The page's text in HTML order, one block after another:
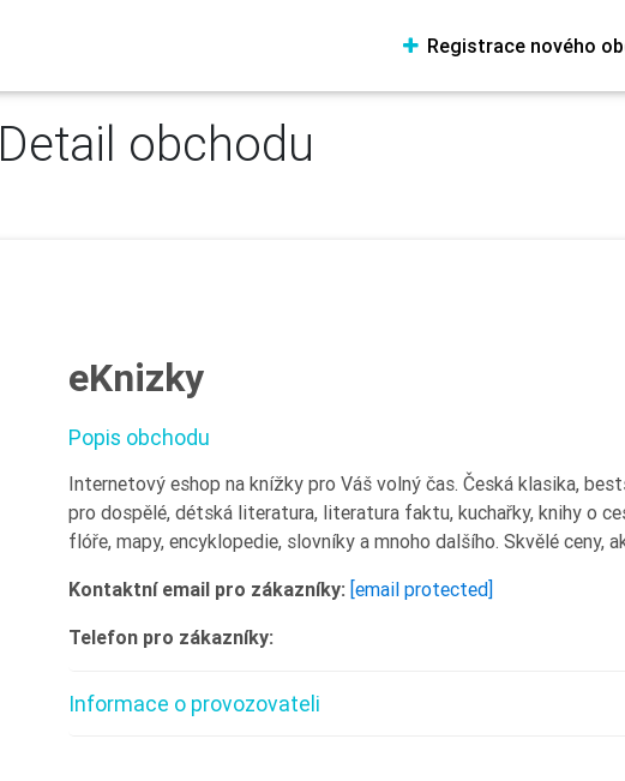
Registrace nového
Detail obchodu
eKnizky
Popis obchodu
Internetový eshop na knížky pro Váš volný čas. Česká klasika,
pro dospělé, détská literatura, literatura faktu, kuchařky, knihy o
flóře, mapy, encyklopedie, slovníky a mnoho dalšího. Skvělé ceny,
Kontaktní email pro zákazníky: [email protected]
Telefon pro zákazníky:
Informace o provozovateli